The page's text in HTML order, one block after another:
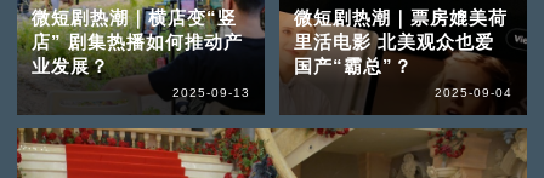
微短剧热潮｜横店变“竖
店” 剧集热播如何推动产
业发展？
2025-09-13
微短剧热潮｜票房媲美荷
里活电影 北美观众也爱
国产“霸总”？
2025-09-04